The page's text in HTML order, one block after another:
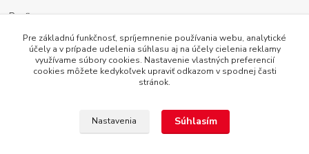
Pre firmy
Reklamácia tovaru
Obchodné podmienky
Pre základnú funkčnosť, spríjemnenie používania webu, analytické
účely a v prípade udelenia súhlasu aj na účely cielenia reklamy
využívame súbory cookies. Nastavenie vlastných preferencií
cookies môžete kedykoľvek upraviť odkazom v spodnej časti
stránok.
Nastavenia Súhlasím